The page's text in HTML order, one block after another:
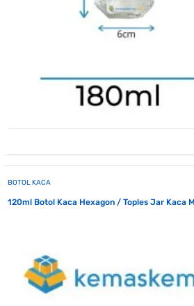
BOTOL KACA
120ml Botol Kaca Hexagon / Toples Jar Kaca